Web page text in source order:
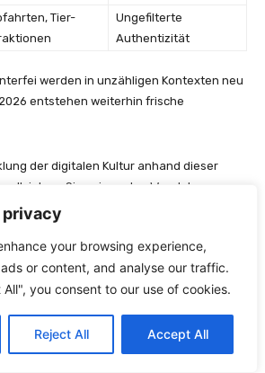
privacy
your browsing experience,
or content, and analyse our traffic.
you consent to our use of cookies.
Reject All Accept All
Tier-
Ungefilterte
Authentizität
werden in unzähligen Kontexten neu
entstehen weiterhin frische
der digitalen Kultur anhand dieser
Sie zeigen den Wandel von
zu gesellschaftlichem Kommentar.
und öffentliche
brachte nicht nur Fans, sondern